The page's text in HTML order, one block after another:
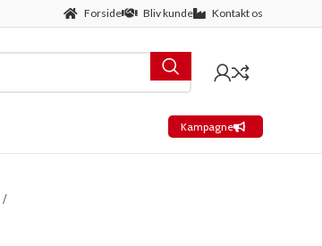
Forside Bliv kunde Kontakt os
Kampagne